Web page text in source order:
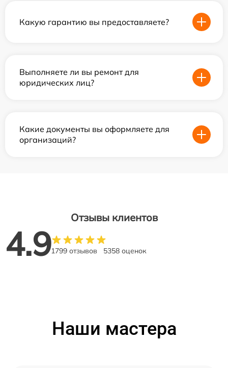
Какую гарантию вы предоставляете?
Выполняете ли вы ремонт для
юридических лиц?
Какие документы вы оформляете для
организаций?
Отзывы клиентов
4.91799 отзывов 5358 оценок
Наши мастера